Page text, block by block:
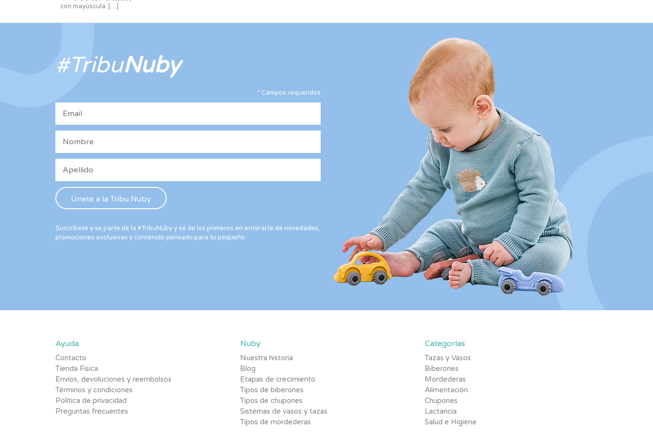
con mayúscula. […]
#TribuNuby
* Campos requeridos
Suscríbete y se parte de la #TribuNuby y sé de los primeros en enterarte de novedades,
promociones exclusivas y contenido pensado para tu pequeño.
Ayuda
Contacto
Tienda Física
Envíos, devoluciones y reembolsos
Términos y condiciones
Política de privacidad
Preguntas frecuentes
Nuby
Nuestra historia
Blog
Etapas de crecimiento
Tipos de biberones
Tipos de chupones
Sistemas de vasos y tazas
Tipos de mordederas
Categorías
Tazas y Vasos
Biberones
Mordederas
Alimentación
Chupones
Lactancia
Salud e Higiene